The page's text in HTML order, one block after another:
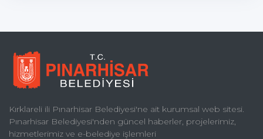
Kırklareli ili Pınarhisar Belediyesi'ne ait kurumsal web sitesi.
Pınarhisar Belediyesi'nden güncel haberler, projelerimiz,
hizmetlerimiz ve e-belediye işlemleri